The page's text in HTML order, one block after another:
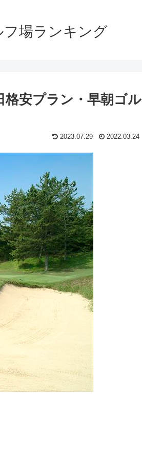
フ場ランキング
安プラン・早朝ゴル
2023.07.29 2022.03.24